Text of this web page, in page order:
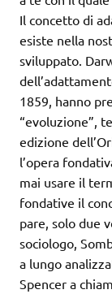
Il concetto di
esiste nella
sviluppato.
1859, hanno
“evoluzione”,
edizione
l’opera
mai usare il
fondative il
pare, solo due
sociologo,
a lungo
Spencer a